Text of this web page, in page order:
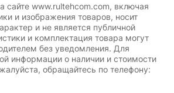
сайте www.rultehcom.com, включая
и изображения товаров, носит
и не является публичной
и комплектация товара могут
без уведомления. Для
информации о наличии и стоимости
обращайтесь по телефону: